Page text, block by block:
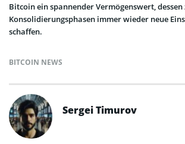
Bitcoin ein spannender Vermögenswert, dessen
Konsolidierungsphasen immer wieder neue
schaffen.
BITCOIN NEWS
Sergei Timurov